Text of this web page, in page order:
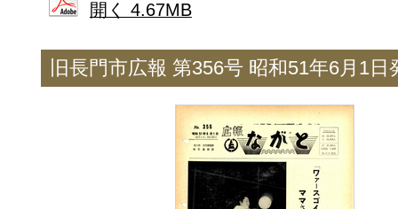
開く 4.67MB
旧長門市広報 第356号 昭和51年6月1日